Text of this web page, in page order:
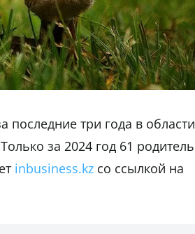
последние три года в области
за 2024 год 61 родитель
inbusiness.kz со ссылкой на